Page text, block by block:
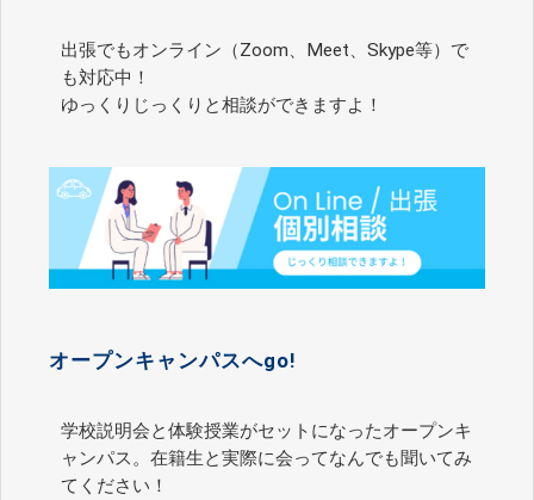
出張でもオンライン（Zoom、Meet、Skype等）で
も対応中！
ゆっくりじっくりと相談ができますよ！
オープンキャンパスへgo!
学校説明会と体験授業がセットになったオープンキ
ャンパス。在籍生と実際に会ってなんでも聞いてみ
てください！